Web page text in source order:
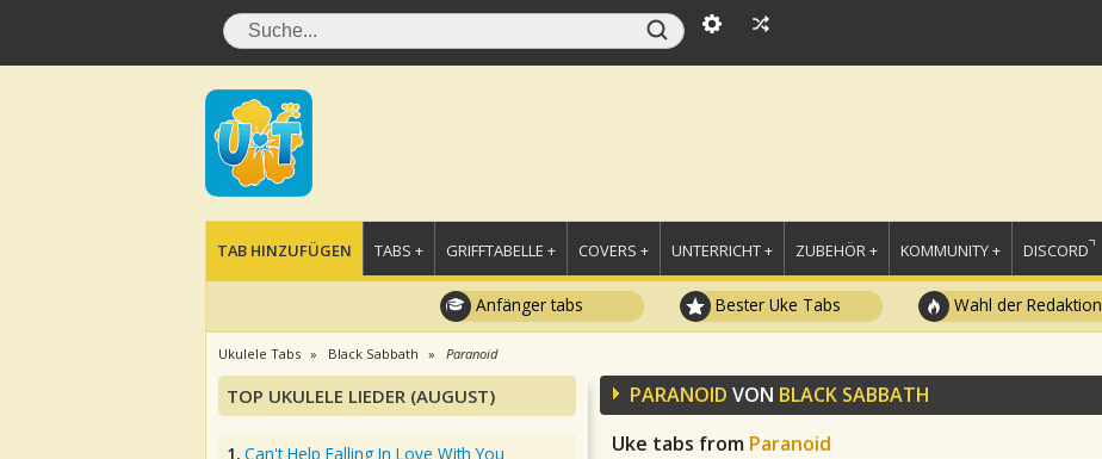
TAB HINZUFÜGEN TABS + GRIFFTABELLE + COVERS + UNTERRICHT + ZUBEHÖR + KOMMUNITY + DISCORD
Anfänger tabs Bester Uke Tabs Wahl der Redaktion
Ukulele Tabs Black Sabbath Paranoid
PARANOID VON BLACK SABBATH
Uke tabs from Paranoid
TOP UKULELE LIEDER (AUGUST)
1. Can't Help Falling In Love With You